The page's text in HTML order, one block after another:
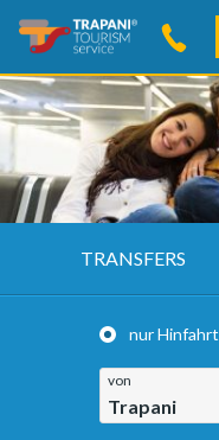
TRANSFERS
nur Hinfahrt
von
Trapani